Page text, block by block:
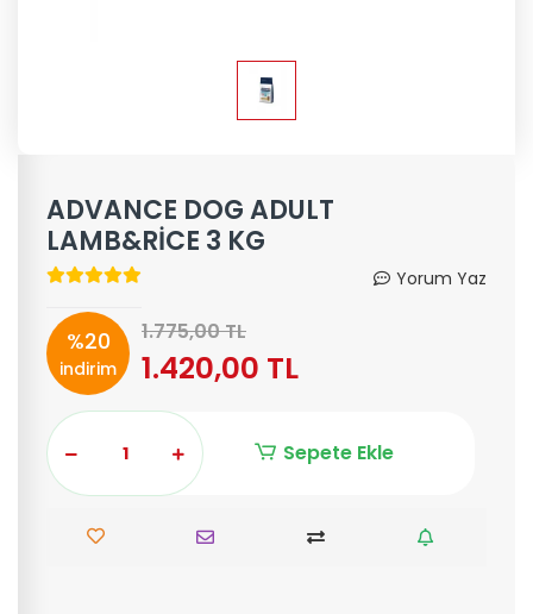
ADVANCE DOG ADULT
LAMB&RİCE 3 KG
Yorum Yaz
%20
indirim
1.775,00 TL
1.420,00 TL
Sepete Ekle